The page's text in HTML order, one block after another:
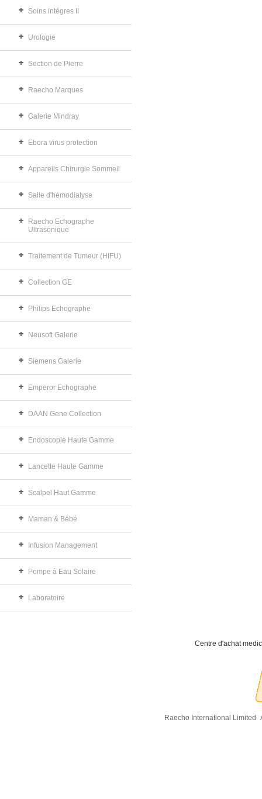
Soins intégres II
Urologie
Section de Pierre
Raecho Marques
Galerie Mindray
Ebora virus protection
Appareils Chirurgie Sommeil
Salle d'hémodialyse
Raecho Echographe
Ultrasonique
Traitement de Tumeur (HIFU)
Collection GE
Philips Echographe
Neusoft Galerie
Siemens Galerie
Emperor Echographe
DAAN Gene Collection
Endoscopie Haute Gamme
Lancette Haute Gamme
Scalpel Haut Gamme
Maman & Bébé
Infusion Management
Pompe à Eau Solaire
Laboratoire
Centre d'achat
Raecho International Limited